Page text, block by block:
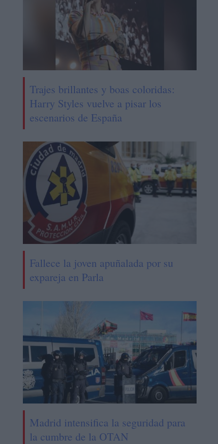
Trajes brillantes y boas coloridas:
Harry Styles vuelve a pisar los
escenarios de España
Fallece la joven apuñalada por su
expareja en Parla
Madrid intensifica la seguridad para
la cumbre de la OTAN